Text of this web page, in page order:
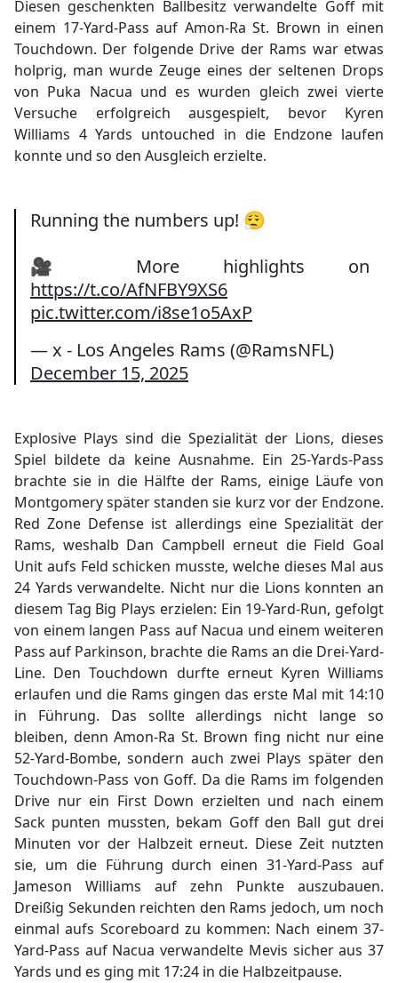
Diesen geschenkten Ballbesitz verwandelte Goff mit
einem 17-Yard-Pass auf Amon-Ra St. Brown in einen
Touchdown. Der folgende Drive der Rams war etwas
holprig, man wurde Zeuge eines der seltenen Drops
von Puka Nacua und es wurden gleich zwei vierte
Versuche erfolgreich ausgespielt, bevor Kyren
Williams 4 Yards untouched in die Endzone laufen
konnte und so den Ausgleich erzielte.
Running the numbers up! 😮‍💨
🎥 More highlights on
https://t.co/AfNFBY9XS6
pic.twitter.com/i8se1o5AxP
— x - Los Angeles Rams (@RamsNFL)
December 15, 2025
Explosive Plays sind die Spezialität der Lions, dieses
Spiel bildete da keine Ausnahme. Ein 25-Yards-Pass
brachte sie in die Hälfte der Rams, einige Läufe von
Montgomery später standen sie kurz vor der Endzone.
Red Zone Defense ist allerdings eine Spezialität der
Rams, weshalb Dan Campbell erneut die Field Goal
Unit aufs Feld schicken musste, welche dieses Mal aus
24 Yards verwandelte. Nicht nur die Lions konnten an
diesem Tag Big Plays erzielen: Ein 19-Yard-Run, gefolgt
von einem langen Pass auf Nacua und einem weiteren
Pass auf Parkinson, brachte die Rams an die Drei-Yard-
Line. Den Touchdown durfte erneut Kyren Williams
erlaufen und die Rams gingen das erste Mal mit 14:10
in Führung. Das sollte allerdings nicht lange so
bleiben, denn Amon-Ra St. Brown fing nicht nur eine
52-Yard-Bombe, sondern auch zwei Plays später den
Touchdown-Pass von Goff. Da die Rams im folgenden
Drive nur ein First Down erzielten und nach einem
Sack punten mussten, bekam Goff den Ball gut drei
Minuten vor der Halbzeit erneut. Diese Zeit nutzten
sie, um die Führung durch einen 31-Yard-Pass auf
Jameson Williams auf zehn Punkte auszubauen.
Dreißig Sekunden reichten den Rams jedoch, um noch
einmal aufs Scoreboard zu kommen: Nach einem 37-
Yard-Pass auf Nacua verwandelte Mevis sicher aus 37
Yards und es ging mit 17:24 in die Halbzeitpause.